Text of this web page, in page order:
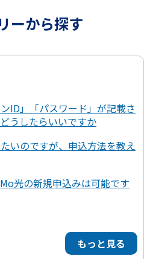
ーから探す
ID」「パスワード」が記載さ
うしたらいいですか
いのですが、申込方法を教え
光の新規申込みは可能です
もっと見る